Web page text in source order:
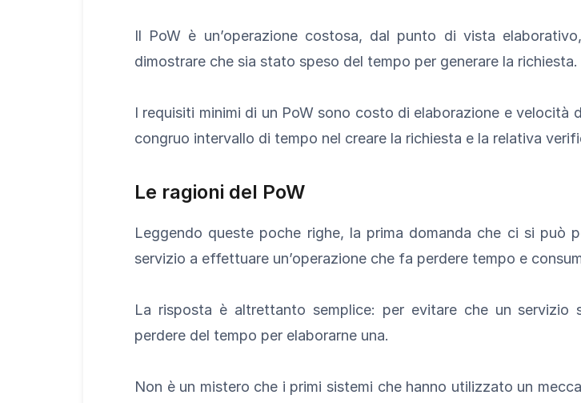
Il PoW è un’operazione costosa, dal punto di vista
dimostrare che sia stato speso del tempo per generare la richiesta.
I requisiti minimi di un PoW sono costo di elaborazione e
congruo intervallo di tempo nel creare la richiesta e la relativa
Le ragioni del PoW
Leggendo queste poche righe, la prima domanda che ci si può
servizio a effettuare un’operazione che fa perdere tempo e
La risposta è altrettanto semplice: per evitare che un servizio
perdere del tempo per elaborarne una.
Non è un mistero che i primi sistemi che hanno utilizzato un